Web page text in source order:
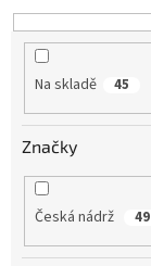
t
ů
Na skladě 45
Značky
Česká nádrž 49